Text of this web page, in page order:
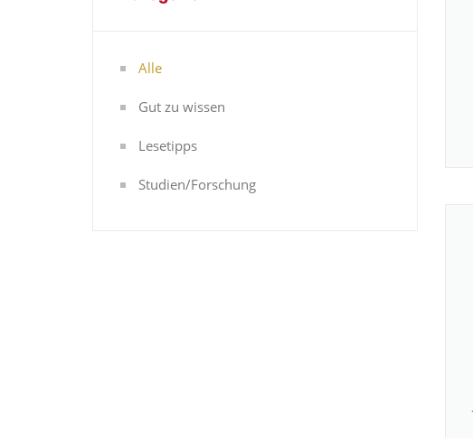
Alle
Gut zu wissen
Lesetipps
Studien/Forschung